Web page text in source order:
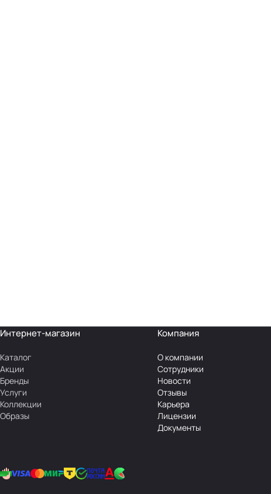
Интернет-магазин
Каталог
Акции
Бренды
Услуги
Коллекции
Образы
Компания
О компании
Сотрудники
Новости
Отзывы
Карьера
Лицензии
Документы